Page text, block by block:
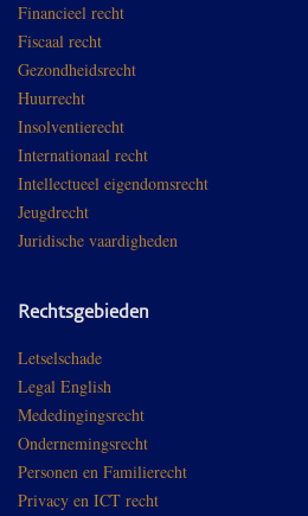
Financieel recht
Fiscaal recht
Gezondheidsrecht
Huurrecht
Insolventierecht
Internationaal recht
Intellectueel eigendomsrecht
Jeugdrecht
Juridische vaardigheden
Rechtsgebieden
Letselschade
Legal English
Mededingingsrecht
Ondernemingsrecht
Personen en Familierecht
Privacy en ICT recht